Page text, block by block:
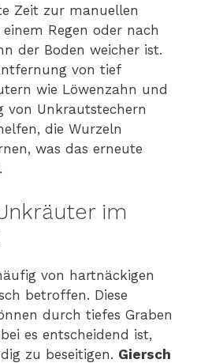
Zeit zur manuellen
Regen oder nach
der Boden weicher ist.
von tief
wie Löwenzahn und
von Unkrautstechern
die Wurzeln
was das erneute
im
von hartnäckigen
betroffen. Diese
durch tiefes Graben
es entscheidend ist,
zu beseitigen. Giersch